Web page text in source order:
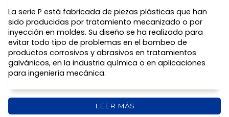
La serie P está fabricada de piezas plásticas que han
sido producidas por tratamiento mecanizado o por
inyección en moldes. Su diseño se ha realizado para
evitar todo tipo de problemas en el bombeo de
productos corrosivos y abrasivos en tratamientos
galvánicos, en la industria química o en aplicaciones
para ingeniería mecánica.
LEER MÁS